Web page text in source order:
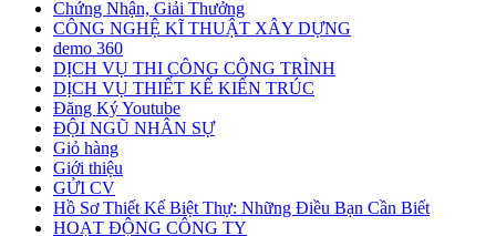
Chứng Nhận, Giải Thưởng
CÔNG NGHỆ KĨ THUẬT XÂY DỰNG
demo 360
DỊCH VỤ THI CÔNG CÔNG TRÌNH
DỊCH VỤ THIẾT KẾ KIẾN TRÚC
Đăng Ký Youtube
ĐỘI NGŨ NHÂN SỰ
Giỏ hàng
Giới thiệu
GỬI CV
Hồ Sơ Thiết Kế Biệt Thự: Những Điều Bạn Cần Biết
HOẠT ĐỘNG CÔNG TY